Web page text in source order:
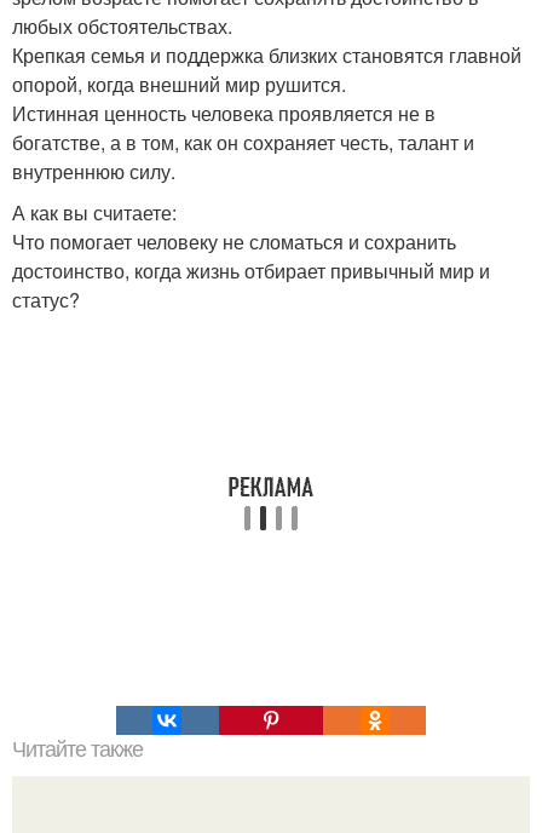
любых обстоятельствах.
Крепкая семья и поддержка близких становятся главной
опорой, когда внешний мир рушится.
Истинная ценность человека проявляется не в
богатстве, а в том, как он сохраняет честь, талант и
внутреннюю силу.
А как вы считаете:
Что помогает человеку не сломаться и сохранить
достоинство, когда жизнь отбирает привычный мир и
статус?
Читайте также